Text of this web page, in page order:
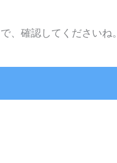
、確認してくださいね。